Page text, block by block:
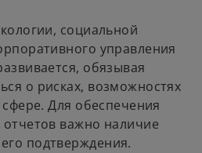
социальной
управления
обязывая
о рисках, возможностях
Для обеспечения
отчетов важно наличие
подтверждения.